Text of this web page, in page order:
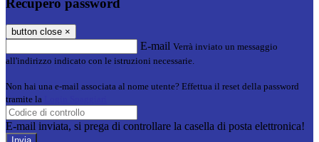
button close ×
E-mail Verrà inviato un messaggio
all'indirizzo indicato con le istruzioni necessarie.
Non hai una e-mail associata al nome utente? Effettua il reset della password
tramite la
E-mail inviata, si prega di controllare la casella di posta elettronica!